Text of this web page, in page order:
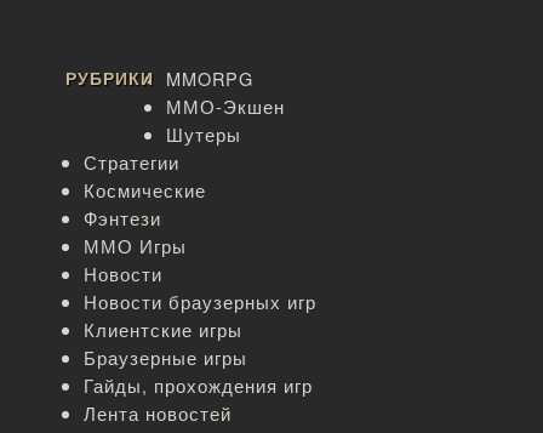
РУБРИКИ MMORPG
ММО-Экшен
Шутеры
Стратегии
Космические
Фэнтези
ММО Игры
Новости
Новости браузерных игр
Клиентские игры
Браузерные игры
Гайды, прохождения игр
Лента новостей